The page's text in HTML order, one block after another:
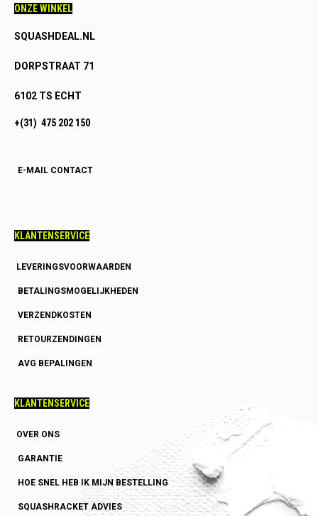
ONZE WINKEL
SQUASHDEAL.NL
DORPSTRAAT 71
6102 TS ECHT
+(31) 475 202 150
E-MAIL CONTACT
KLANTENSERVICE
LEVERINGSVOORWAARDEN
BETALINGSMOGELIJKHEDEN
VERZENDKOSTEN
RETOURZENDINGEN
AVG BEPALINGEN
KLANTENSERVICE
OVER ONS
GARANTIE
HOE SNEL HEB IK MIJN BESTELLING
SQUASHRACKET ADVIES